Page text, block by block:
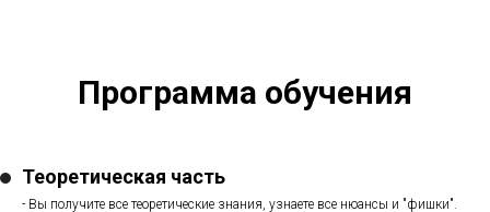
Программа обучения
Теоретическая часть
- Вы получите все теоретические знания, узнаете все нюансы и "фишки".